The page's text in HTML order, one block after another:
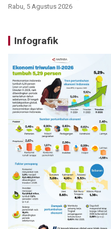
Rabu, 5 Agustus 2026
Infografik